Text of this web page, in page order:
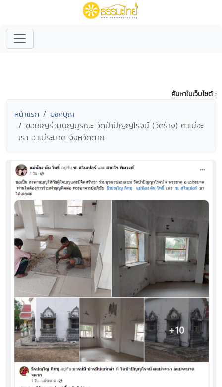
ค้นหาในเว็บไซต์ :
หน้าแรก บอกบุญ
ขอเชิญร่วมบุญบูรณะ วัดป่าปัญญโรจน์ (วัดร้าง) ต.แม่จะ
เรา อ.แม่ระมาด จังหวัดตาก